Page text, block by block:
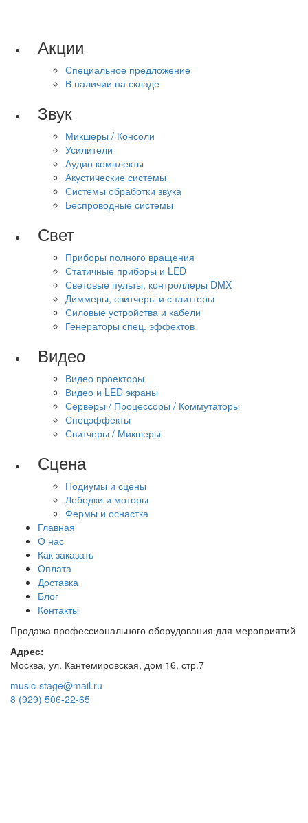
Акции
Специальное предложение
В наличии на складе
Звук
Микшеры / Консоли
Усилители
Аудио комплекты
Акустические системы
Системы обработки звука
Беспроводные системы
Свет
Приборы полного вращения
Статичные приборы и LED
Световые пульты, контроллеры DMX
Диммеры, свитчеры и сплиттеры
Силовые устройства и кабели
Генераторы спец. эффектов
Видео
Видео проекторы
Видео и LED экраны
Серверы / Процессоры / Коммутаторы
Спецэффекты
Свитчеры / Микшеры
Сцена
Подиумы и сцены
Лебедки и моторы
Фермы и оснастка
Главная
О нас
Как заказать
Оплата
Доставка
Блог
Контакты
Продажа профессионального оборудования для мероприятий
Адрес:
Москва, ул. Кантемировская, дом 16, стр.7
music-stage@mail.ru
8 (929) 506-22-65